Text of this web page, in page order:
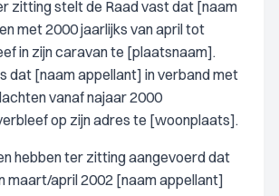
zitting stelt de Raad vast dat [naam
met 2000 jaarlijks van april tot
in zijn caravan te [plaatsnaam].
dat [naam appellant] in verband met
vanaf najaar 2000
op zijn adres te [woonplaats].
hebben ter zitting aangevoerd dat
maart/april 2002 [naam appellant]